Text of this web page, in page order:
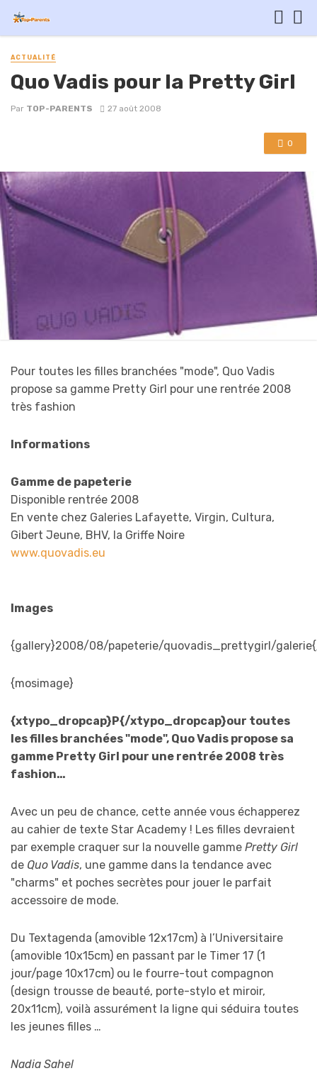
ACTUALITÉ
Quo Vadis pour la Pretty Girl
Par TOP-PARENTS 27 août 2008
0
Pour toutes les filles branchées "mode", Quo Vadis
propose sa gamme Pretty Girl pour une rentrée 2008
très fashion
Informations
Gamme de papeterie
Disponible rentrée 2008
En vente chez Galeries Lafayette, Virgin, Cultura,
Gibert Jeune, BHV, la Griffe Noire
www.quovadis.eu
Images
{gallery}2008/08/papeterie/quovadis_prettygirl/
{mosimage}
{xtypo_dropcap}P{/xtypo_dropcap}our toutes
les filles branchées "mode", Quo Vadis propose sa
gamme Pretty Girl pour une rentrée 2008 très
fashion…
Avec un peu de chance, cette année vous échapperez
au cahier de texte Star Academy ! Les filles devraient
par exemple craquer sur la nouvelle gamme Pretty Girl
de Quo Vadis, une gamme dans la tendance avec
"charms" et poches secrètes pour jouer le parfait
accessoire de mode.
Du Textagenda (amovible 12x17cm) à l’Universitaire
(amovible 10x15cm) en passant par le Timer 17 (1
jour/page 10x17cm) ou le fourre-tout compagnon
(design trousse de beauté, porte-stylo et miroir,
20x11cm), voilà assurément la ligne qui séduira toutes
les jeunes filles …
Nadia Sahel